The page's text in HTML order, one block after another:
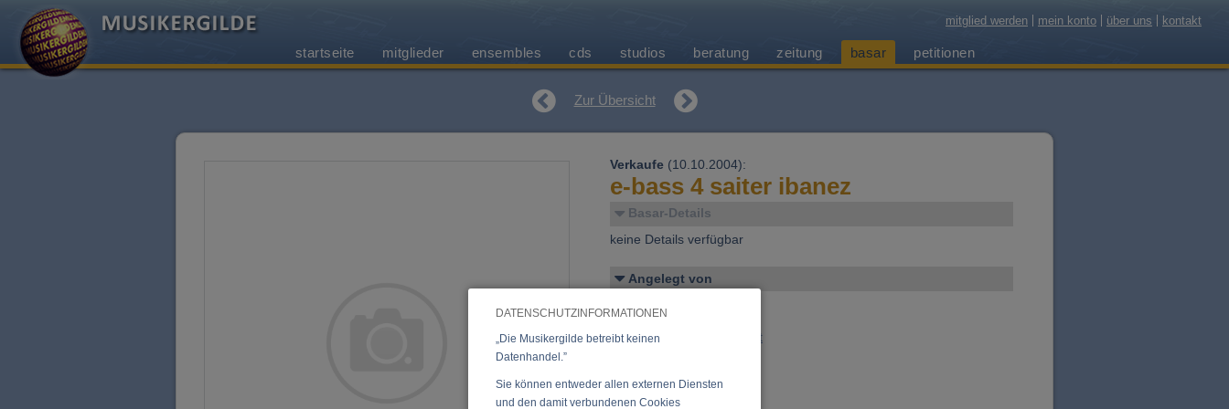
DATENSCHUTZINFORMATIONEN
„Die Musikergilde betreibt keinen
Datenhandel.”
Sie können entweder allen externen Diensten
und den damit verbundenen Cookies
mitglied werden mein konto über uns kontakt
startseite mitglieder ensembles cds studios beratung zeitung basar petitionen
Zur Übersicht
Verkaufe (10.10.2004):
e-bass 4 saiter ibanez
Basar-Details
keine Details verfügbar
Angelegt von
Czihak, Valentin
E-Mail:valentin@czihak.at